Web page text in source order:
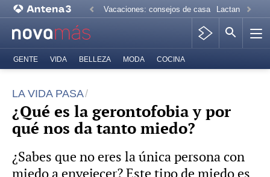
Vacaciones: consejos de casa Lactancia
GENTE VIDA BELLEZA MODA COCINA
LA VIDA PASA
¿Qué es la gerontofobia y por
qué nos da tanto miedo?
¿Sabes que no eres la única persona con